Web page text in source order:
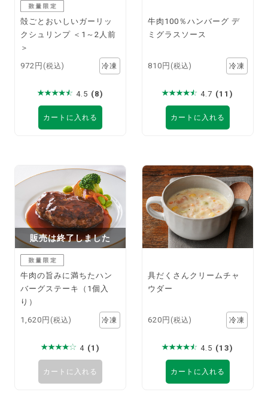
殻ごとおいしいガーリッ
クシュリンプ ＜1～2人前
＞
972円 (税込)
4.5 (8)
カートに入れる
牛肉100％ハンバーグ デ
ミグラスソース
810円 (税込)
4.7 (11)
カートに入れる
販売は終了しました
牛肉の旨みに満ちたハン
バーグステーキ（1個入
り）
1,620円 (税込)
4 (1)
カートに入れる
具だくさんクリームチャ
ウダー
620円 (税込)
4.5 (13)
カートに入れる